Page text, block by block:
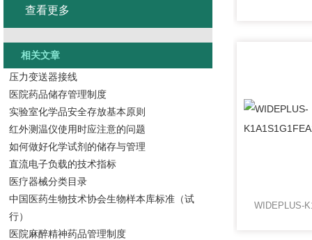
查看更多
相关文章
压力变送器接线
医院药品储存管理制度
实验室化学品安全存放基本原则
红外测温仪使用时应注意的问题
如何做好化学试剂的储存与管理
直流电子负载的技术指标
医疗器械分类目录
中国医药生物技术协会生物样本库标准（试
行）
医院麻醉精神药品管理制度